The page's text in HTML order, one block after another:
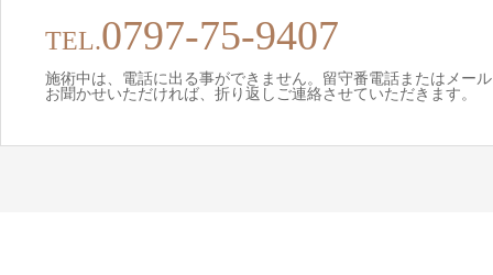
TEL.0797-75-9407
施術中は、電話に出る事ができません。留守番電話またはメー
お聞かせいただければ、折り返しご連絡させていただきます。